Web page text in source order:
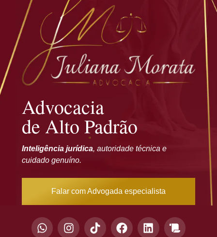
Advocacia
de Alto Padrão
Inteligência jurídica, autoridade técnica e
cuidado genuíno.
Falar com Advogada especialista